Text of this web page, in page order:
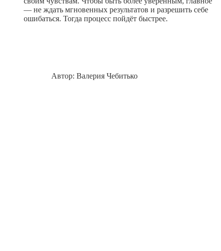
— не ждать мгновенных результатов и разрешить себе
ошибаться. Тогда процесс пойдёт быстрее.
Автор: Валерия Чебитько